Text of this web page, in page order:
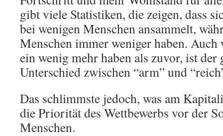
gibt viele Statistiken, die zeigen, dass
bei wenigen Menschen ansammelt,
Menschen immer weniger haben.
ein wenig mehr haben als zuvor, ist der
Unterschied zwischen “arm” und
Das schlimmste jedoch, was am
die Priorität des Wettbewerbs vor der
Menschen.